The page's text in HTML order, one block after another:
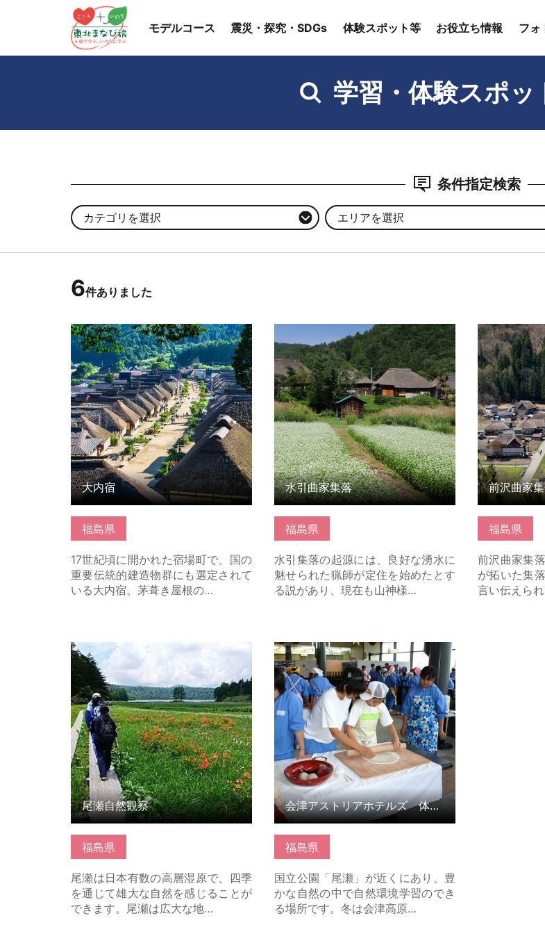
モデルコース 震災・探究・SDGs 体験スポット等 お役立ち情報 フォ
学習・体験スポッ
条件指定検索
カテゴリを選択 エリアを選択
6件ありました
福島県
17世紀頃に開かれた宿場町で、国の
重要伝統的建造物群にも選定されて
いる大内宿。茅葺き屋根の…
詳細はこちら
大内宿
福島県
水引集落の起源には、良好な湧水に
魅せられた猟師が定住を始めたとす
る説があり、現在も山神様…
水引曲家集落
福島県
前沢曲家集
が拓いた集
言い伝えら
詳細はこちら
前沢曲家
福島県
尾瀬は日本有数の高層湿原で、四季
を通じて雄大な自然を感じることが
できます。尾瀬は広大な地…
詳細はこちら
尾瀬自然観察
福島県
国立公園「尾瀬」が近くにあり、豊
かな自然の中で自然環境学習のでき
る場所です。冬は会津高原…
詳細はこちら
会津アストリアホテルズ 体験学習